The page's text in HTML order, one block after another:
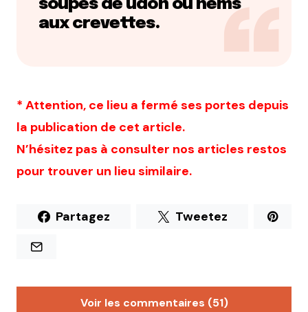
soupes de udon ou nems
aux crevettes.
* Attention, ce lieu a fermé ses portes depuis
la publication de cet article.
N’hésitez pas à consulter nos articles restos
pour trouver un lieu similaire.
Partagez Tweetez
Voir les commentaires (51)